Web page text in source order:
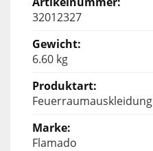
32012327
6.60 kg
Feuerraumauskleidung
Flamado